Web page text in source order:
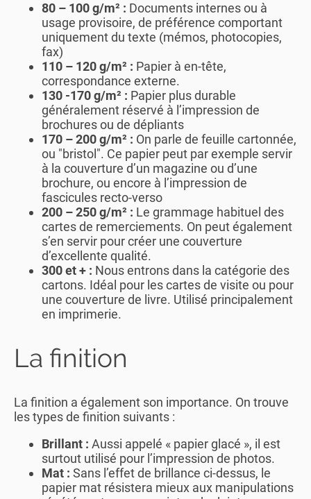
80 – 100 g/m² : Documents internes ou à
usage provisoire, de préférence comportant
uniquement du texte (mémos, photocopies,
fax)
110 – 120 g/m² : Papier à en-tête,
correspondance externe.
130 -170 g/m² : Papier plus durable
généralement réservé à l’impression de
brochures ou de dépliants
170 – 200 g/m² : On parle de feuille cartonnée,
ou "bristol". Ce papier peut par exemple servir
à la couverture d’un magazine ou d’une
brochure, ou encore à l’impression de
fascicules recto-verso
200 – 250 g/m² : Le grammage habituel des
cartes de remerciements. On peut également
s’en servir pour créer une couverture
d’excellente qualité.
300 et + : Nous entrons dans la catégorie des
cartons. Idéal pour les cartes de visite ou pour
une couverture de livre. Utilisé principalement
en imprimerie.
La finition
La finition a également son importance. On trouve
les types de finition suivants :
Brillant : Aussi appelé « papier glacé », il est
surtout utilisé pour l’impression de photos.
Mat : Sans l’effet de brillance ci-dessus, le
papier mat résistera mieux aux manipulations